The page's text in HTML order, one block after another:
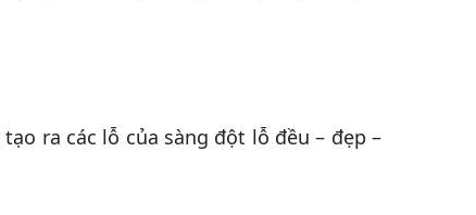
tạo ra các lỗ của sàng đột lỗ đều – đẹp –